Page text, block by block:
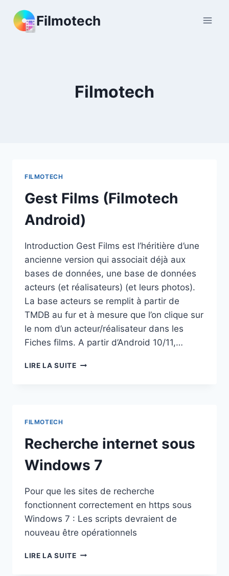
contenu
Filmotech
Filmotech
FILMOTECH
Gest Films (Filmotech
Android)
Introduction Gest Films est l’héritière d’une
ancienne version qui associait déjà aux
bases de données, une base de données
acteurs (et réalisateurs) (et leurs photos).
La base acteurs se remplit à partir de
TMDB au fur et à mesure que l’on clique sur
le nom d’un acteur/réalisateur dans les
Fiches films. A partir d’Android 10/11,…
LIRE LA SUITEGEST
FILMOTECH
Recherche internet sous
Windows 7
Pour que les sites de recherche
fonctionnent correctement en https sous
Windows 7 : Les scripts devraient de
nouveau être opérationnels
LIRE LA SUITERECHERCHE